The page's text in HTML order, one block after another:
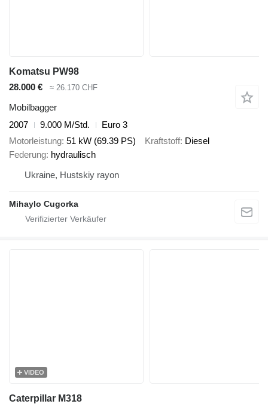
Komatsu PW98
28.000 €
≈ 26.170 CHF
Mobilbagger
2007
9.000 M/Std.
Euro 3
Motorleistung 51 kW (69.39 PS) Kraftstoff Diesel
Federung hydraulisch
Ukraine, Hustskiy rayon
Mihaylo Cugorka
VIDEO
Caterpillar M318